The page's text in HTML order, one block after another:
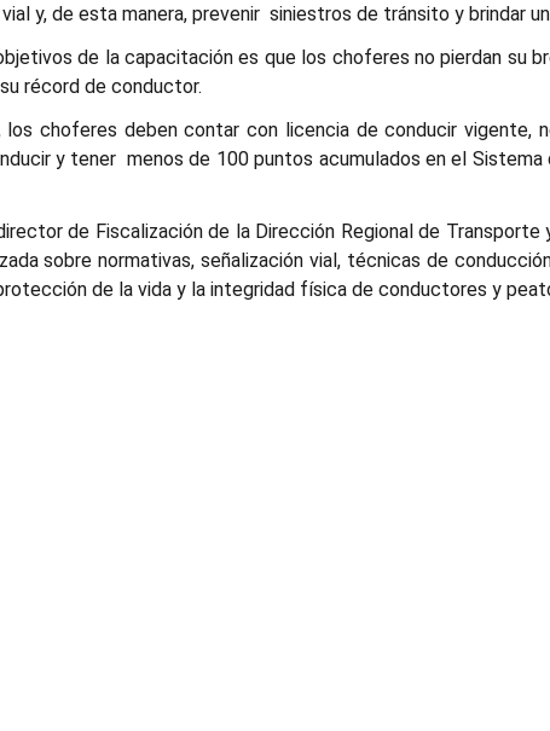
y, de esta manera, prevenir siniestros de tránsito y brindar
de la capacitación es que los choferes no pierdan su
récord de conductor.
los choferes deben contar con licencia de conducir vigente,
y tener menos de 100 puntos acumulados en el
de Fiscalización de la Dirección Regional de Transporte
sobre normativas, señalización vial, técnicas de
de la vida y la integridad física de conductores y